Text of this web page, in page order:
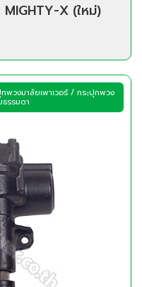
MIGHTY-X (ใหม่)
พวงมาลัยเพาเวอร์ / กระปุกพวง
รรมดา